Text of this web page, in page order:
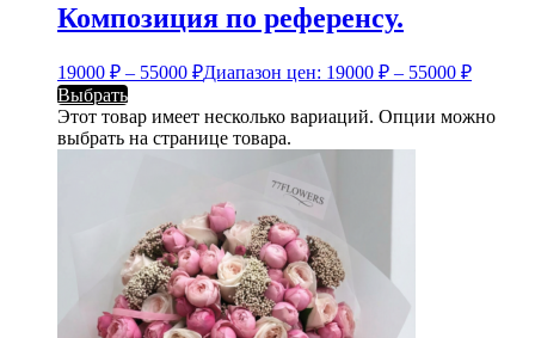
Композиция по референсу.
19000 ₽ – 55000 ₽Диапазон цен: 19000 ₽ – 55000 ₽
Выбрать
Этот товар имеет несколько вариаций. Опции можно
выбрать на странице товара.